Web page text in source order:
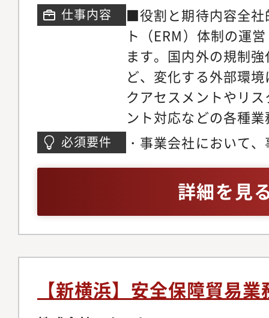
会計士、公認不正検
プライアンス専門家
ト、サイバーセキュ
eDiscovery専門家、
さまざまな専門家集
を活かしたグローバ
力で、上記のような
スを提供しておりま
は、大きく2つのグル
れに多様な専門家が
外の専門家によって
計専門家、コンプラ
データサイエンティ
仕事内容
■役割と期待内容全社
ト（ERM）体制の運
ます。国内外の規制
ど、変化する外部環
クアセスメントやリ
ント対応などの各種
ながら推進いただき
てリスク情報を収集
ク管理体制の強化に
しています。■業務内
応：発生時の対応、
企画・実行および関
応：過去事例の分析
開、潜在リスクの洗
必須要件
・事業会社において
への関心、または
（IT ・法務 ・総務
かの経験があれば尚
経験・広報・PR関連
務・総務・内部統制
詳細を見
【新横浜】安全保障貿易業